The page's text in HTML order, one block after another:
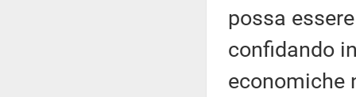
possa
confidando
economiche